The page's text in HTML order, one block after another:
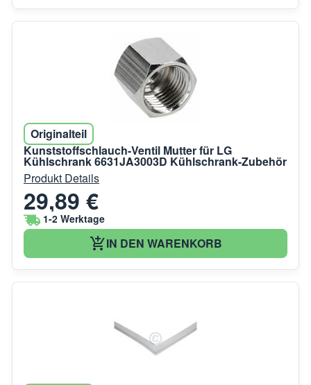
Originalteil
Kunststoffschlauch-Ventil Mutter für LG
Kühlschrank 6631JA3003D Kühlschrank-Zubehör
Produkt Details
29,89 €
1-2 Werktage
IN DEN WARENKORB